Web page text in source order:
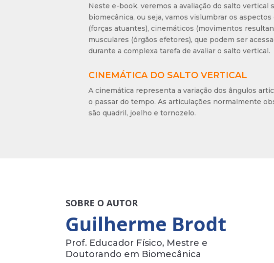
Neste e-book, veremos a avaliação do salto vertical
biomecânica, ou seja, vamos vislumbrar os
(forças atuantes), cinemáticos (movimentos
musculares (órgãos efetores), que podem ser
durante a complexa tarefa de avaliar o salto vertical.
CINEMÁTICA DO SALTO VERTICAL
A cinemática representa a variação dos ângulos
o passar do tempo. As articulações normalmente
são quadril, joelho e tornozelo.
SOBRE O AUTOR
Guilherme Brodt
Prof. Educador Físico, Mestre e
Doutorando em Biomecânica